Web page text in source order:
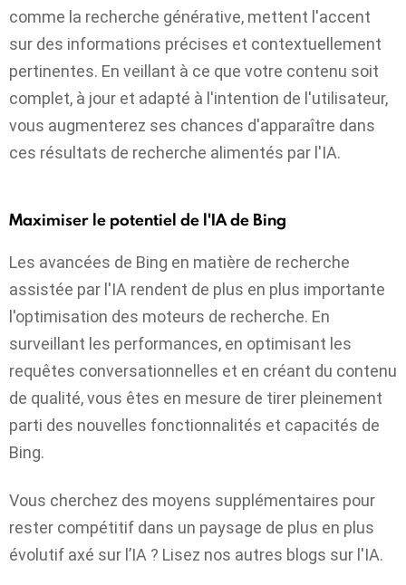
comme la recherche générative, mettent l'accent
sur des informations précises et contextuellement
pertinentes. En veillant à ce que votre contenu soit
complet, à jour et adapté à l'intention de l'utilisateur,
vous augmenterez ses chances d'apparaître dans
ces résultats de recherche alimentés par l'IA.
Maximiser le potentiel de l'IA de Bing
Les avancées de Bing en matière de recherche
assistée par l'IA rendent de plus en plus importante
l'optimisation des moteurs de recherche. En
surveillant les performances, en optimisant les
requêtes conversationnelles et en créant du contenu
de qualité, vous êtes en mesure de tirer pleinement
parti des nouvelles fonctionnalités et capacités de
Bing.
Vous cherchez des moyens supplémentaires pour
rester compétitif dans un paysage de plus en plus
évolutif axé sur l’IA ? Lisez nos autres blogs sur l'IA.